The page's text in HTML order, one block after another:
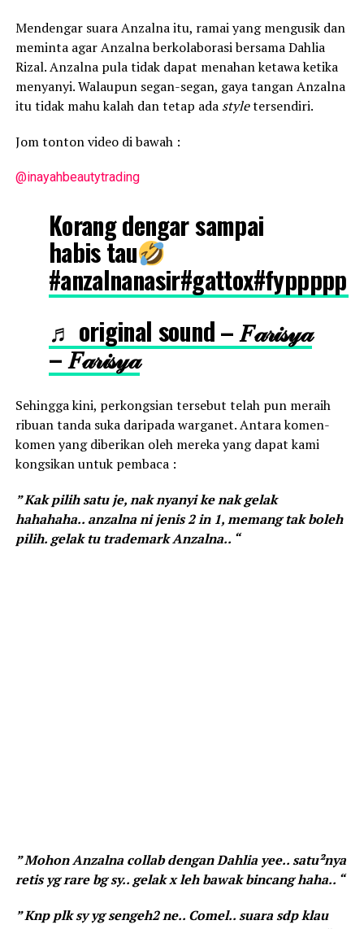
Mendengar suara Anzalna itu, ramai yang mengusik dan
meminta agar Anzalna berkolaborasi bersama Dahlia
Rizal. Anzalna pula tidak dapat menahan ketawa ketika
menyanyi. Walaupun segan-segan, gaya tangan Anzalna
itu tidak mahu kalah dan tetap ada styletersendiri.
Jom tonton video di bawah :
@inayahbeautytrading
Korang dengar sampai
habis tau
#anzalnanasir#gattox
♬ original sound – 𝐹𝒶𝓇𝒾𝓈𝓎𝒶
– 𝐹𝒶𝓇𝒾𝓈𝓎𝒶
Sehingga kini, perkongsian tersebut telah pun meraih
ribuan tanda suka daripada warganet. Antara komen-
komen yang diberikan oleh mereka yang dapat kami
kongsikan untuk pembaca :
” Kak pilih satu je, nak nyanyi ke nak gelak
hahahaha.. anzalna ni jenis 2 in 1, memang tak boleh
pilih. gelak tu trademark Anzalna.. “
” Mohon Anzalna collab dengan Dahlia yee.. satu²nya
retis yg rare bg sy.. gelak x leh bawak bincang haha.. “
” Knp plk sy yg sengeh2 ne.. Comel.. suara sdp klau